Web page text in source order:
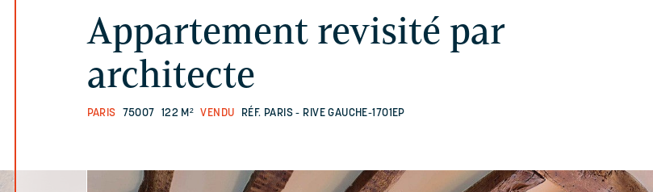
Appartement revisité par
architecte
PARIS 75007 122 M² VENDU RÉF. PARIS - RIVE GAUCHE-1701EP